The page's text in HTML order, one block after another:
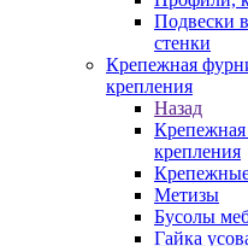
Подвески
стенки
Крепежная
крепления
Назад
крепления
Метизы
Бусолы
Гайка